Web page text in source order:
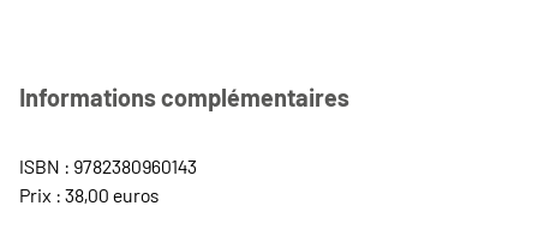
Informations complémentaires
ISBN : 9782380960143
Prix : 38,00 euros